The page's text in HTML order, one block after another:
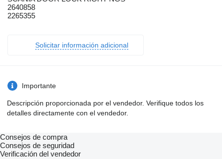
2640858
2265355
Solicitar información adicional
Importante
Descripción proporcionada por el vendedor. Verifique todos los
detalles directamente con el vendedor.
Consejos de compra
Consejos de seguridad
Verificación del vendedor